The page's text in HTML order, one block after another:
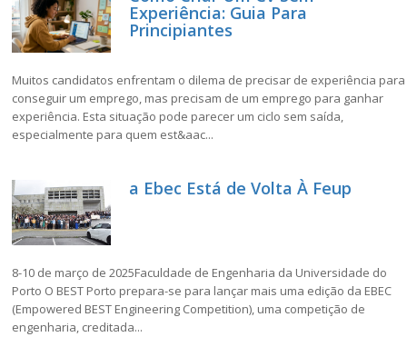
Experiência: Guia Para
Principiantes
Muitos candidatos enfrentam o dilema de precisar de experiência para
conseguir um emprego, mas precisam de um emprego para ganhar
experiência. Esta situação pode parecer um ciclo sem saída,
especialmente para quem est&aac...
a Ebec Está de Volta À Feup
8-10 de março de 2025Faculdade de Engenharia da Universidade do
Porto O BEST Porto prepara-se para lançar mais uma edição da EBEC
(Empowered BEST Engineering Competition), uma competição de
engenharia, creditada...